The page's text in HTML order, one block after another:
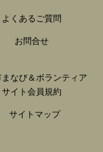
よくあるご質問
お問合せ
まなび＆ボランティア
サイト会員規約
サイトマップ